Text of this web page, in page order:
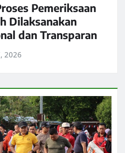
Pemeriksaan
Dilaksanakan
dan Transparan
2026